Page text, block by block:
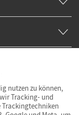
nutzen zu können,
Tracking- und
Trackingtechniken